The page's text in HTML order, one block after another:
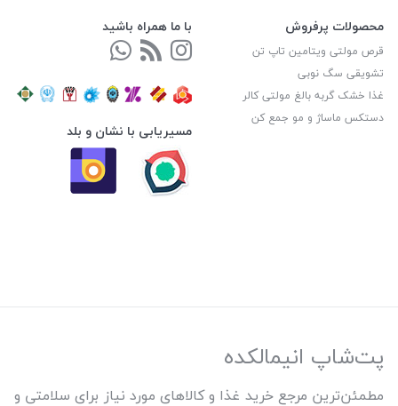
محصولات پرفروش
قرص مولتی ویتامین تاپ تن
تشویقی سگ نوبی
غذا خشک گربه بالغ مولتی کالر
دستکس ماساژ و مو جمع کن
با ما همراه باشید
مسیریابی با نشان و بلد
پت‌شاپ انیمالکده
مطمئن‌ترین مرجع خرید غذا و کالاهای مورد نیاز برای سلامتی و